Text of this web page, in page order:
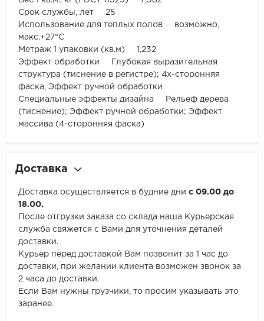
Срок службы, лет 25
Использование для теплых полов возможно,
макс.+27°С
Метраж 1 упаковки (кв.м) 1,232
Эффект обработки Глубокая выразительная
структура (тиснение в регистре); 4х-сторонняя
фаска, Эффект ручной обработки
Специальные эффекты дизайна Рельеф дерева
(тиснение); Эффект ручной обработки; Эффект
массива (4-сторонняя фаска)
Доставка
Доставка осуществляется в будние дни с 09.00 до
18.00.
После отгрузки заказа со склада наша Курьерская
служба свяжется с Вами для уточнения деталей
доставки.
Курьер перед доставкой Вам позвонит за 1 час до
доставки, при желании клиента возможен звонок за
2 часа до доставки.
Если Вам нужны грузчики, то просим указывать это
заранее.